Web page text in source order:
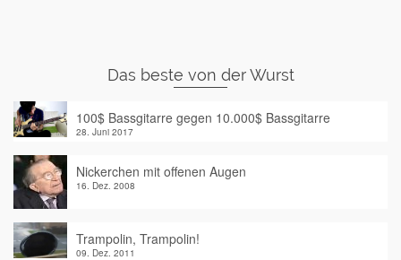
Das beste von der Wurst
100$ Bassgitarre gegen 10.000$ Bassgitarre
28. Juni 2017
Nickerchen mit offenen Augen
16. Dez. 2008
Trampolin, Trampolin!
09. Dez. 2011